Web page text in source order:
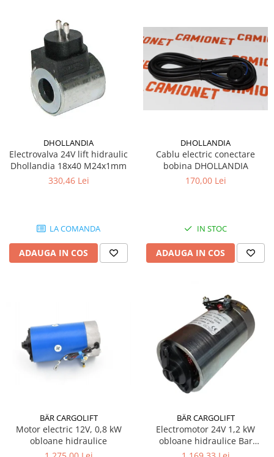
DHOLLANDIA
Electrovalva 24V lift hidraulic
Dhollandia 18x40 M24x1mm
330,46 Lei
LA COMANDA
ADAUGA IN COS
DHOLLANDIA
Cablu electric conectare
bobina DHOLLANDIA
170,00 Lei
IN STOC
ADAUGA IN COS
BÄR CARGOLIFT
Motor electric 12V, 0,8 kW
obloane hidraulice
BÄR CARGOLIFT
Electromotor 24V 1,2 kW
obloane hidraulice Bar
Cargolift